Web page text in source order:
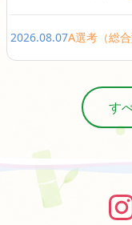
2026.08.07A選考（総
す